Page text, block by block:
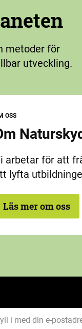
metoder för
utveckling.
OSS
arbetar för att
lyfta
Läs mer om oss
med din e-postadress